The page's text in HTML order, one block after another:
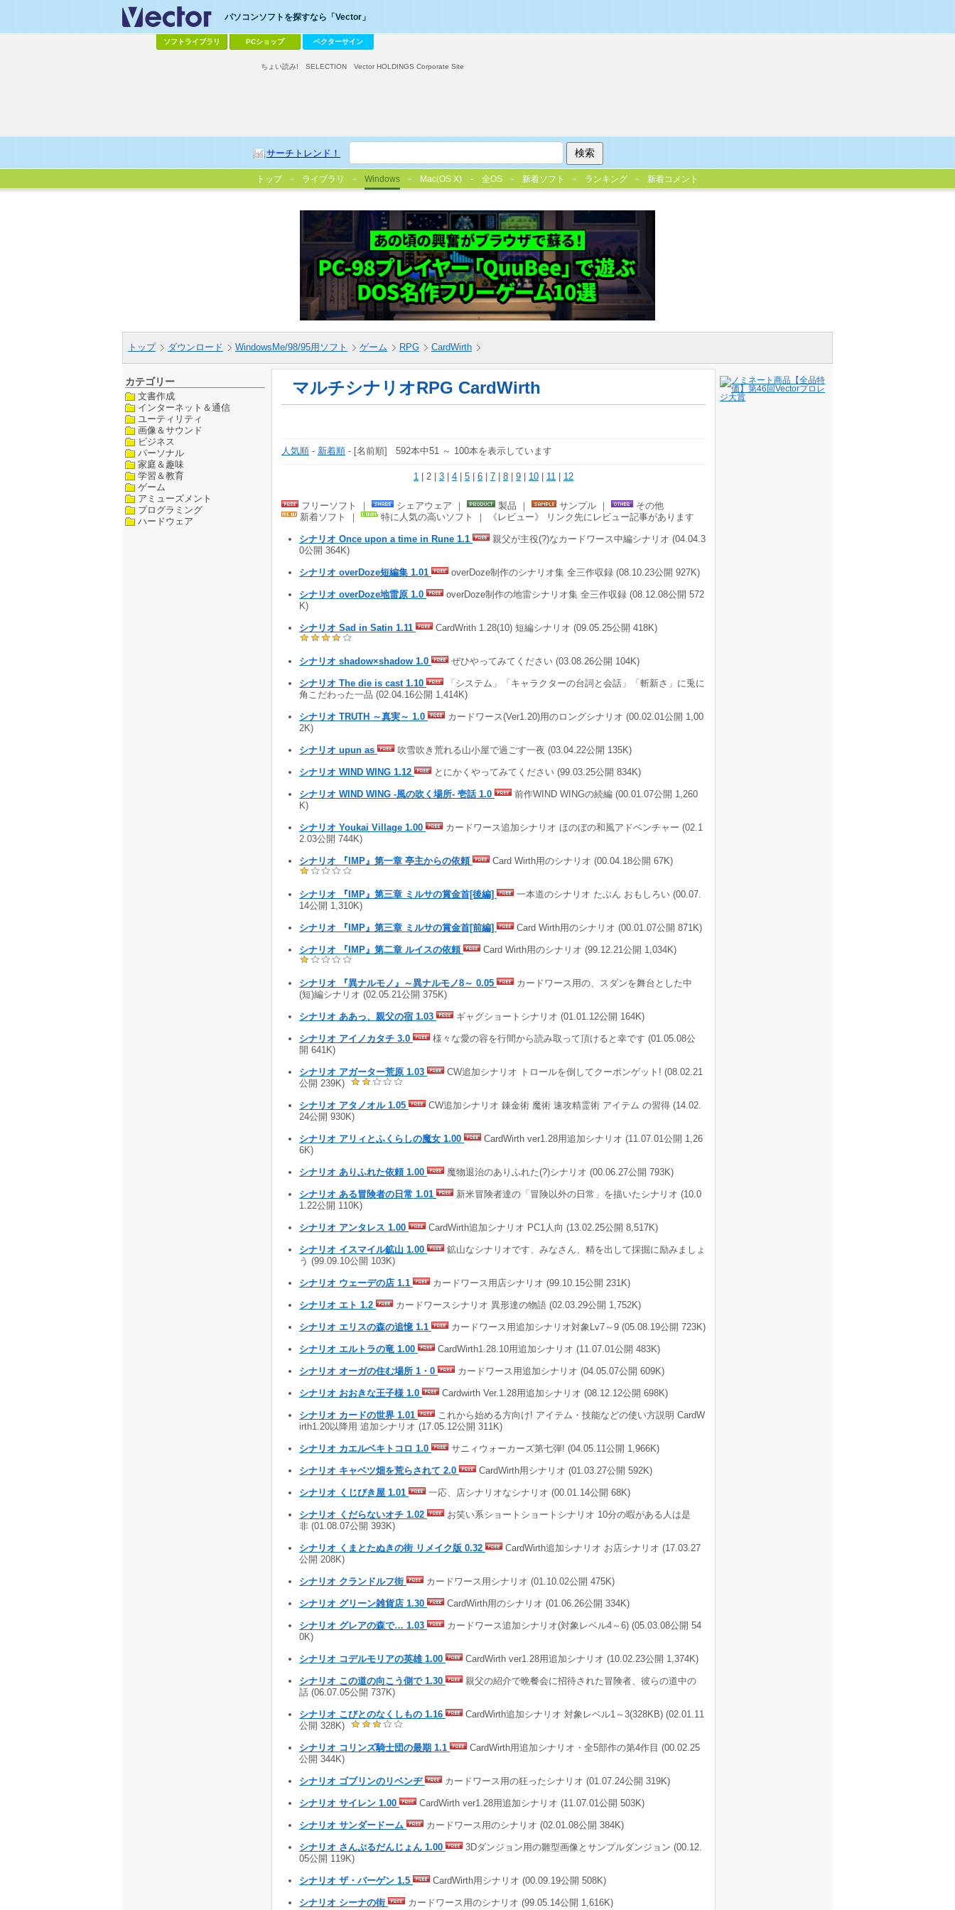
パソコンソフトを探すなら「Vector」
ソフトライブラリ PCショップ ベクターサイン
サーチトレンド！
ちょい読み! SELECTION Vector HOLDINGS Corporate Site
トップ ライブラリ Windows Mac(OS X) 全OS 新着ソフト ランキング 新着コメント
トップ ダウンロード WindowsMe/98/95用ソフト ゲーム RPG CardWirth
カテゴリー
文書作成
インターネット＆通信
ユーティリティ
画像＆サウンド
ビジネス
パーソナル
家庭＆趣味
学習＆教育
ゲーム
アミューズメント
プログラミング
ハードウェア
マルチシナリオRPG CardWirth
人気順 - 新着順 - [名前順] 592本中51 ～ 100本を表示しています
1 | 2 | 3 | 4 | 5 | 6 | 7 | 8 | 9 | 10 | 11 | 12
フリーソフト ｜ シェアウェア ｜ 製品 ｜ サンプル ｜
その他
新着ソフト ｜
特に人気の高いソフト ｜ 《レビュー》 リンク先にレビュー記事があります
シナリオ Once upon a time in Rune 1.1
親父が主役(?)なカードワース中編シナリオ (04.04.3
0公開 364K)
シナリオ overDoze短編集 1.01 overDoze制作のシナリオ集 全三作収録 (08.10.23公開 927K)
シナリオ overDoze地雷原 1.0
overDoze制作の地雷シナリオ集 全三作収録 (08.12.08公開 572
K)
シナリオ Sad in Satin 1.11 CardWrith 1.28(10) 短編シナリオ (09.05.25公開 418K)
シナリオ shadow×shadow 1.0 ぜひやってみてください (03.08.26公開 104K)
シナリオ The die is cast 1.10
「システム」「キャラクターの台詞と会話」「斬新さ」に兎に
角こだわった一品 (02.04.16公開 1,414K)
シナリオ TRUTH ～真実～ 1.0
カードワース(Ver1.20)用のロングシナリオ (00.02.01公開 1,00
2K)
シナリオ upun as 吹雪吹き荒れる山小屋で過ごす一夜 (03.04.22公開 135K)
シナリオ WIND WING 1.12 とにかくやってみてください (99.03.25公開 834K)
シナリオ WIND WING -風の吹く場所- 壱話 1.0
前作WIND WINGの続編 (00.01.07公開 1,260
K)
シナリオ Youkai Village 1.00
カードワース追加シナリオ ほのぼの和風アドベンチャー (02.1
2.03公開 744K)
シナリオ 『IMP』第一章 亭主からの依頼 Card Wirth用のシナリオ (00.04.18公開 67K)
シナリオ 『IMP』第三章 ミルサの賞金首[後編]
一本道のシナリオ たぶん おもしろい (00.07.
14公開 1,310K)
シナリオ 『IMP』第三章 ミルサの賞金首[前編] Card Wirth用のシナリオ (00.01.07公開 871K)
シナリオ 『IMP』第二章 ルイスの依頼 Card Wirth用のシナリオ (99.12.21公開 1,034K)
シナリオ 『異ナルモノ』～異ナルモノ8～ 0.05
カードワース用の、スダンを舞台とした中
(短)編シナリオ (02.05.21公開 375K)
シナリオ ああっ、親父の宿 1.03 ギャグショートシナリオ (01.01.12公開 164K)
シナリオ アイノカタチ 3.0
様々な愛の容を行間から読み取って頂けると幸です (01.05.08公
開 641K)
シナリオ アガーター荒原 1.03
CW追加シナリオ トロールを倒してクーポンゲット! (08.02.21
公開 239K)
シナリオ アタノオル 1.05
CW追加シナリオ 錬金術 魔術 速攻精霊術 アイテム の習得 (14.02.
24公開 930K)
シナリオ アリィとふくらしの魔女 1.00
CardWirth ver1.28用追加シナリオ (11.07.01公開 1,26
6K)
シナリオ ありふれた依頼 1.00 魔物退治のありふれた(?)シナリオ (00.06.27公開 793K)
シナリオ ある冒険者の日常 1.01
新米冒険者達の「冒険以外の日常」を描いたシナリオ (10.0
1.22公開 110K)
シナリオ アンタレス 1.00 CardWirth追加シナリオ PC1人向 (13.02.25公開 8,517K)
シナリオ イスマイル鉱山 1.00
鉱山なシナリオです、みなさん、精を出して採掘に励みましょ
う (99.09.10公開 103K)
シナリオ ウェーデの店 1.1 カードワース用店シナリオ (99.10.15公開 231K)
シナリオ エト 1.2 カードワースシナリオ 異形達の物語 (02.03.29公開 1,752K)
シナリオ エリスの森の追憶 1.1 カードワース用追加シナリオ対象Lv7～9 (05.08.19公開 723K)
シナリオ エルトラの竜 1.00 CardWirth1.28.10用追加シナリオ (11.07.01公開 483K)
シナリオ オーガの住む場所 1・0 カードワース用追加シナリオ (04.05.07公開 609K)
シナリオ おおきな王子様 1.0 Cardwirth Ver.1.28用追加シナリオ (08.12.12公開 698K)
シナリオ カードの世界 1.01
これから始める方向け! アイテム・技能などの使い方説明 CardW
irth1.20以降用 追加シナリオ (17.05.12公開 311K)
シナリオ カエルベキトコロ 1.0 サニィウォーカーズ第七弾! (04.05.11公開 1,966K)
シナリオ キャベツ畑を荒らされて 2.0 CardWirth用シナリオ (01.03.27公開 592K)
シナリオ くじびき屋 1.01 一応、店シナリオなシナリオ (00.01.14公開 68K)
シナリオ くだらないオチ 1.02
お笑い系ショートショートシナリオ 10分の暇がある人は是
非 (01.08.07公開 393K)
シナリオ くまとたぬきの街 リメイク版 0.32
CardWirth追加シナリオ お店シナリオ (17.03.27
公開 208K)
シナリオ クランドルフ街 カードワース用シナリオ (01.10.02公開 475K)
シナリオ グリーン雑貨店 1.30 CardWirth用のシナリオ (01.06.26公開 334K)
シナリオ グレアの森で… 1.03
カードワース追加シナリオ(対象レベル4～6) (05.03.08公開 54
0K)
シナリオ コデルモリアの英雄 1.00 CardWirth ver1.28用追加シナリオ (10.02.23公開 1,374K)
シナリオ この道の向こう側で 1.30
親父の紹介で晩餐会に招待された冒険者、彼らの道中の
話 (06.07.05公開 737K)
シナリオ こびとのなくしもの 1.16
CardWirth追加シナリオ 対象レベル1～3(328KB) (02.01.11
公開 328K)
シナリオ コリンズ騎士団の最期 1.1
CardWirth用追加シナリオ・全5部作の第4作目 (00.02.25
公開 344K)
シナリオ ゴブリンのリベンヂ カードワース用の狂ったシナリオ (01.07.24公開 319K)
シナリオ サイレン 1.00 CardWirth ver1.28用追加シナリオ (11.07.01公開 503K)
シナリオ サンダードーム カードワース用のシナリオ (02.01.08公開 384K)
シナリオ さんぷるだんじょん 1.00
3Dダンジョン用の雛型画像とサンプルダンジョン (00.12.
05公開 119K)
シナリオ ザ・バーゲン 1.5 CardWirth用シナリオ (00.09.19公開 508K)
シナリオ シーナの街 カードワース用のシナリオ (99.05.14公開 1,616K)